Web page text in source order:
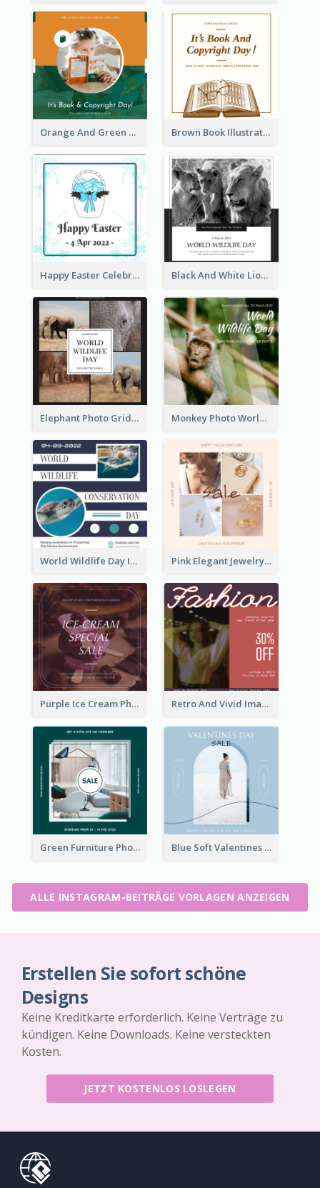
Orange And Green Photo Book And Copyright Day Instagram Post Brown Book Illustration Book And Copyright Day Instagram Post
Happy Easter Celebration Instagram Post Black And White Lion World Wildlife Day Instagram Post
Elephant Photo Grid World Wildlife Day Instagram Post Monkey Photo World Wildlife Day Instagram Post
World Wildlife Day Instagram Post Pink Elegant Jewelry Sale Valentines Day Instagram Post
Purple Ice Cream Photo Dessert Sale Instagram Post Retro And Vivid Image Instagram Post Design Idea
Green Furniture Photo Furniture Sale Instagram Post Blue Soft Valentines Day Limited Sale Instagram Post
ALLE INSTAGRAM-BEITRÄGE VORLAGEN ANZEIGEN
Erstellen Sie sofort schöne
Designs
Keine Kreditkarte erforderlich. Keine Verträge zu
kündigen. Keine Downloads. Keine versteckten
Kosten.
JETZT KOSTENLOS LOSLEGEN